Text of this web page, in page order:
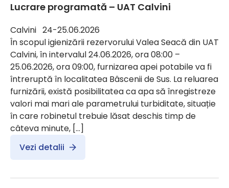
Lucrare programată – UAT Calvini
Calvini 24-25.06.2026
În scopul igienizării rezervorului Valea Seacă din UAT
Calvini, în intervalul 24.06.2026, ora 08:00 –
25.06.2026, ora 09:00, furnizarea apei potabile va fi
întreruptă în localitatea Bâscenii de Sus. La reluarea
furnizării, există posibilitatea ca apa să înregistreze
valori mai mari ale parametrului turbiditate, situație
în care robinetul trebuie lăsat deschis timp de
câteva minute, […]
Vezi detalii